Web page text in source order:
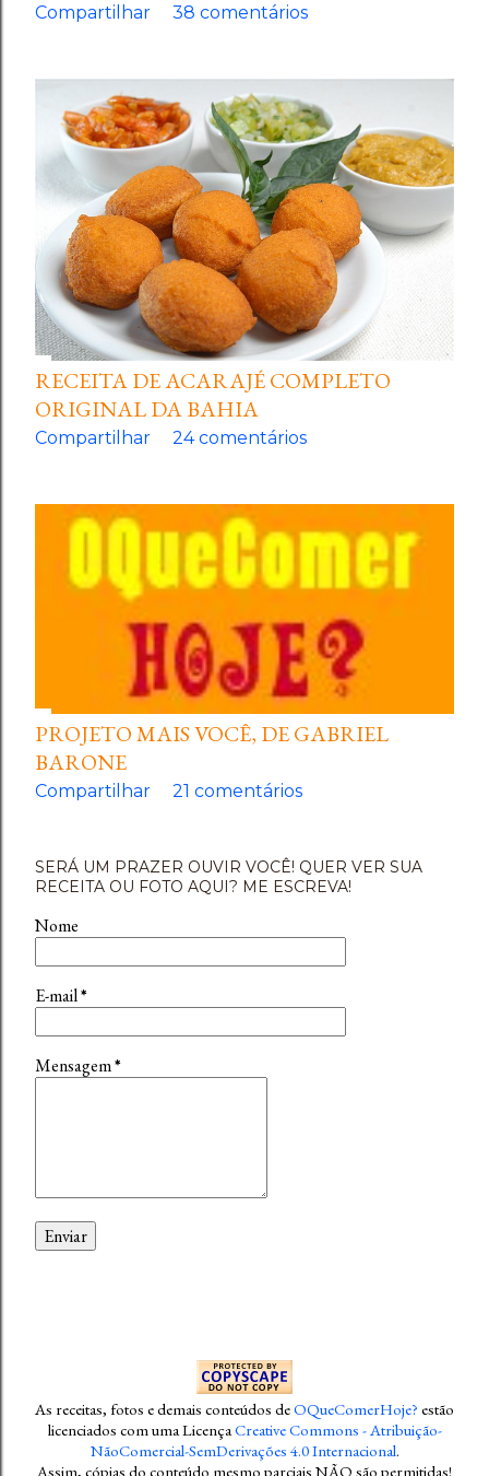
Compartilhar 38 comentários
RECEITA DE ACARAJÉ COMPLETO
ORIGINAL DA BAHIA
Compartilhar 24 comentários
PROJETO MAIS VOCÊ, DE GABRIEL
BARONE
Compartilhar 21 comentários
SERÁ UM PRAZER OUVIR VOCÊ! QUER VER SUA
RECEITA OU FOTO AQUI? ME ESCREVA!
Nome
E-mail*
Mensagem*
As receitas, fotos e demais conteúdos deOQueComerHoje? estão
licenciados com uma LicençaCreative Commons - Atribuição-
NãoComercial-SemDerivações 4.0 Internacional.
Assim, cópias do conteúdo mesmo parciais NÃO são permitidas!